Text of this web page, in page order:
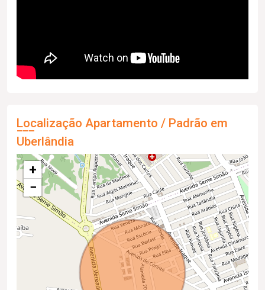
Localização Apartamento / Padrão em
Uberlândia
+
−